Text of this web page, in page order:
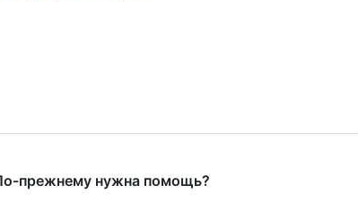
прежнему нужна помощь?